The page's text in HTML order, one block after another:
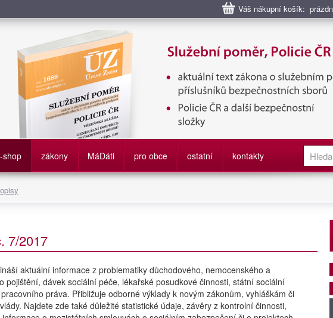
Váš nákupní košík:
Služební poměr příslušníků bezpečnostních sborů, Policie ČR, Vězeňská služba,
služby
shop zákony MáDáti pro obce ostatní kontakty
7/2017
aktuální informace z problematiky důchodového, nemocenského a
pojištění, dávek sociální péče, lékařské posudkové činnosti, státní sociální
práva. Přibližuje odborné výklady k novým zákonům, vyhláškám či
Najdete zde také důležité statistické údaje, závěry z kontrolní činnosti,